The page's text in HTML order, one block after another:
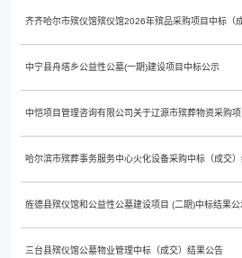
中宁县舟塔乡公益性公墓(一期)建设项目中标公示
哈尔滨市殡葬事务服务中心火化设备采购中标（成交
旌德县殡仪馆和公益性公墓建设项目 (二期)中标结果公
三台县殡仪馆公墓物业管理中标（成交）结果公告